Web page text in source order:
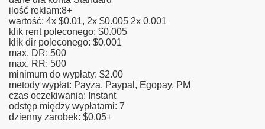
ilość reklam:8+
wartość: 4x $0.01, 2x $0.005 2x 0,001
klik rent poleconego: $0.005
klik dir poleconego: $0.001
max. DR: 500
max. RR: 500
minimum do wypłaty: $2.00
metody wypłat: Payza, Paypal, Egopay, PM
czas oczekiwania: Instant
odstęp między wypłatami: 7
dzienny zarobek: $0.05+